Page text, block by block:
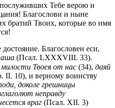
Тебе верою и
Благослови и ныне
братий Твоих, которые во имя
Благословен еси,
(Псал. LXXXVIII. 33).
милости Твоея от нас (34), даяй
II. 10), и верному воинству
доколе грешницы
неправду
враг (Псал. XII. 3)